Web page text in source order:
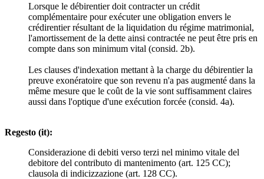
Lorsque le débirentier doit contracter un crédit
complémentaire pour exécuter une obligation envers le
crédirentier résultant de la liquidation du régime matrimonial,
l'amortissement de la dette ainsi contractée ne peut être pris en
compte dans son minimum vital (consid. 2b).
Les clauses d'indexation mettant à la charge du débirentier la
preuve exonératoire que son revenu n'a pas augmenté dans la
même mesure que le coût de la vie sont suffisamment claires
aussi dans l'optique d'une exécution forcée (consid. 4a).
Regesto (it):
Considerazione di debiti verso terzi nel minimo vitale del
debitore del contributo di mantenimento (art. 125 CC);
clausola di indicizzazione (art. 128 CC).